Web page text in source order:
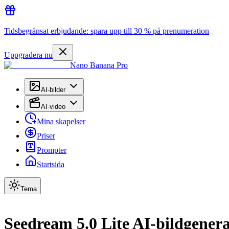
Tidsbegränsat erbjudande: spara upp till 30 % på prenumeration
Uppgradera nu
Nano Banana Pro
AI-bilder
AI-video
Mina skapelser
Priser
Prompter
Startsida
Tema
Seedream 5.0 Lite AI-